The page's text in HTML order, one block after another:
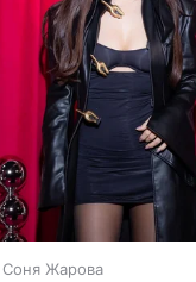
Соня Жарова